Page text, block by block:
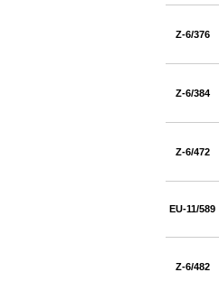
Z-6/376
Z-6/384
Z-6/472
EU-11/589
Z-6/482